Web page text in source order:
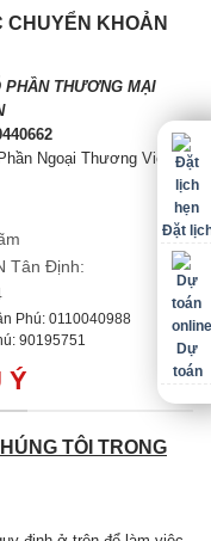
CHUYỂN KHOẢN
PHẦN THƯƠNG MẠI
Ngoại Thương Việt
Tân Định:
Phú: 0110040988
90195751
Ý
TÔI TRONG
Đặt
Dự
toán